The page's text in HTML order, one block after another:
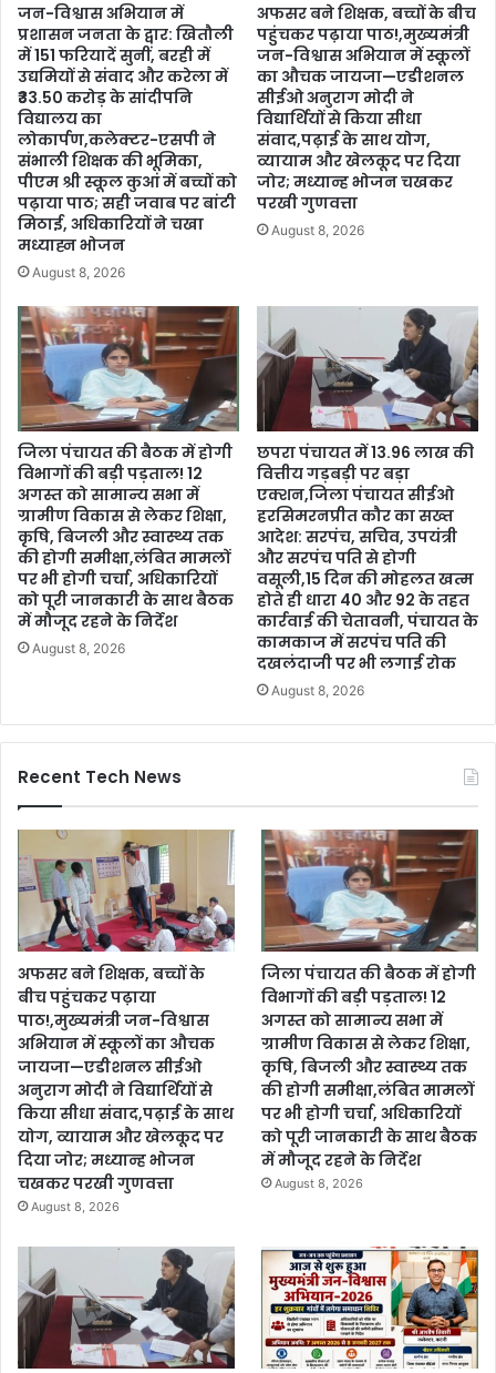
जन-विश्वास अभियान में
प्रशासन जनता के द्वार: खितौली
में 151 फरियादें सुनीं, बरही में
उद्यमियों से संवाद और करेला में
₹33.50 करोड़ के सांदीपनि
विद्यालय का
लोकार्पण,कलेक्टर-एसपी ने
संभाली शिक्षक की भूमिका,
पीएम श्री स्कूल कुआं में बच्चों को
पढ़ाया पाठ; सही जवाब पर बांटी
मिठाई, अधिकारियों ने चखा
मध्याह्न भोजन
August 8, 2026
अफसर बने शिक्षक, बच्चों के बीच
पहुंचकर पढ़ाया पाठ!,मुख्यमंत्री
जन-विश्वास अभियान में स्कूलों
का औचक जायजा—एडीशनल
सीईओ अनुराग मोदी ने
विद्यार्थियों से किया सीधा
संवाद,पढ़ाई के साथ योग,
व्यायाम और खेलकूद पर दिया
जोर; मध्यान्ह भोजन चखकर
परखी गुणवत्ता
August 8, 2026
जिला पंचायत की बैठक में होगी
विभागों की बड़ी पड़ताल! 12
अगस्त को सामान्य सभा में
ग्रामीण विकास से लेकर शिक्षा,
कृषि, बिजली और स्वास्थ्य तक
की होगी समीक्षा,लंबित मामलों
पर भी होगी चर्चा, अधिकारियों
को पूरी जानकारी के साथ बैठक
में मौजूद रहने के निर्देश
August 8, 2026
छपरा पंचायत में 13.96 लाख की
वित्तीय गड़बड़ी पर बड़ा
एक्शन,जिला पंचायत सीईओ
हरसिमरनप्रीत कौर का सख्त
आदेश: सरपंच, सचिव, उपयंत्री
और सरपंच पति से होगी
वसूली,15 दिन की मोहलत खत्म
होते ही धारा 40 और 92 के तहत
कार्रवाई की चेतावनी, पंचायत के
कामकाज में सरपंच पति की
दखलंदाजी पर भी लगाई रोक
August 8, 2026
Recent Tech News
अफसर बने शिक्षक, बच्चों के
बीच पहुंचकर पढ़ाया
पाठ!,मुख्यमंत्री जन-विश्वास
अभियान में स्कूलों का औचक
जायजा—एडीशनल सीईओ
अनुराग मोदी ने विद्यार्थियों से
किया सीधा संवाद,पढ़ाई के साथ
योग, व्यायाम और खेलकूद पर
दिया जोर; मध्यान्ह भोजन
चखकर परखी गुणवत्ता
August 8, 2026
जिला पंचायत की बैठक में होगी
विभागों की बड़ी पड़ताल! 12
अगस्त को सामान्य सभा में
ग्रामीण विकास से लेकर शिक्षा,
कृषि, बिजली और स्वास्थ्य तक
की होगी समीक्षा,लंबित मामलों
पर भी होगी चर्चा, अधिकारियों
को पूरी जानकारी के साथ बैठक
में मौजूद रहने के निर्देश
August 8, 2026